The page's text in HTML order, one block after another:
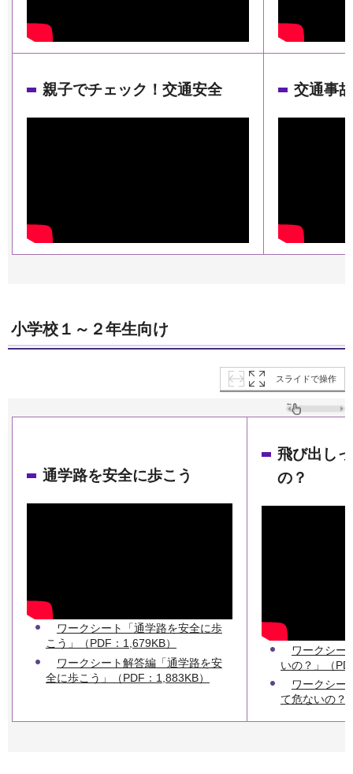
親子でチェック！交通安全 交通事
小学校１～２年生向け
スライドで操作
通学路を安全に歩こう
ワークシート「通学路を安全に歩
こう」（PDF：1,679KB）
ワークシート解答編「通学路を安
全に歩こう」（PDF：1,883KB）
飛び出し
の？
ワークシー
いの？」（
ワークシー
て危ないの？